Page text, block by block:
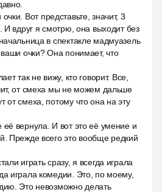
Вот представьте, значит, 3
И вдруг я смотрю, она выходит без
в спектакле мадмуазель
очки? Она понимает, что
так не вижу, кто говорит. Все,
от смеха мы не можем дальше
от смеха, потому что она на эту
вернула. И вот это её умение и
Прежде всего это вообще редкий
играть сразу, я всегда играла
играла комедии. Это, по моему,
Это невозможно делать